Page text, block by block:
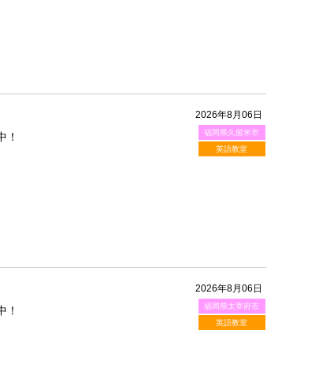
2026年8月06日
福岡県久留米市
英語教室
！
2026年8月06日
福岡県太宰府市
英語教室
！